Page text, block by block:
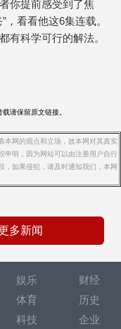
你提前感受到了焦
，看看他这6集连载。
有科学可行的解法。
载请保留原文链接。
本网的观点和立场，故本网对其真实
申明，因为网站可以由注册用户自行
，如果侵犯，请及时通知我们，本网
多新闻
娱乐
财经
体育
历史
科技 企业